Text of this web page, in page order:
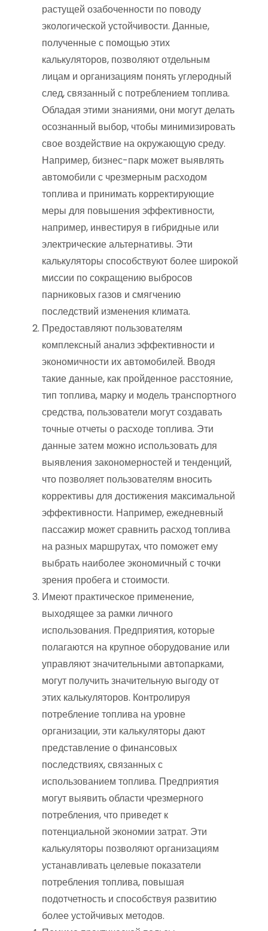
растущей озабоченности по поводу
экологической устойчивости. Данные,
полученные с помощью этих
калькуляторов, позволяют отдельным
лицам и организациям понять углеродный
след, связанный с потреблением топлива.
Обладая этими знаниями, они могут делать
осознанный выбор, чтобы минимизировать
свое воздействие на окружающую среду.
Например, бизнес-парк может выявлять
автомобили с чрезмерным расходом
топлива и принимать корректирующие
меры для повышения эффективности,
например, инвестируя в гибридные или
электрические альтернативы. Эти
калькуляторы способствуют более широкой
миссии по сокращению выбросов
парниковых газов и смягчению
последствий изменения климата.
Предоставляют пользователям
комплексный анализ эффективности и
экономичности их автомобилей. Вводя
такие данные, как пройденное расстояние,
тип топлива, марку и модель транспортного
средства, пользователи могут создавать
точные отчеты о расходе топлива. Эти
данные затем можно использовать для
выявления закономерностей и тенденций,
что позволяет пользователям вносить
коррективы для достижения максимальной
эффективности. Например, ежедневный
пассажир может сравнить расход топлива
на разных маршрутах, что поможет ему
выбрать наиболее экономичный с точки
зрения пробега и стоимости.
Имеют практическое применение,
выходящее за рамки личного
использования. Предприятия, которые
полагаются на крупное оборудование или
управляют значительными автопарками,
могут получить значительную выгоду от
этих калькуляторов. Контролируя
потребление топлива на уровне
организации, эти калькуляторы дают
представление о финансовых
последствиях, связанных с
использованием топлива. Предприятия
могут выявить области чрезмерного
потребления, что приведет к
потенциальной экономии затрат. Эти
калькуляторы позволяют организациям
устанавливать целевые показатели
потребления топлива, повышая
подотчетность и способствуя развитию
более устойчивых методов.